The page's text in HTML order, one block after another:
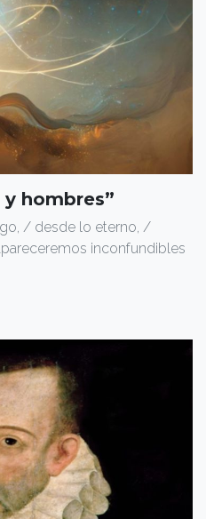
y hombres”
/ desde lo eterno, /
inconfundibles